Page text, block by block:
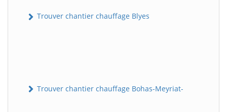
Trouver chantier chauffage Blyes
Trouver chantier chauffage Bohas-Meyriat-